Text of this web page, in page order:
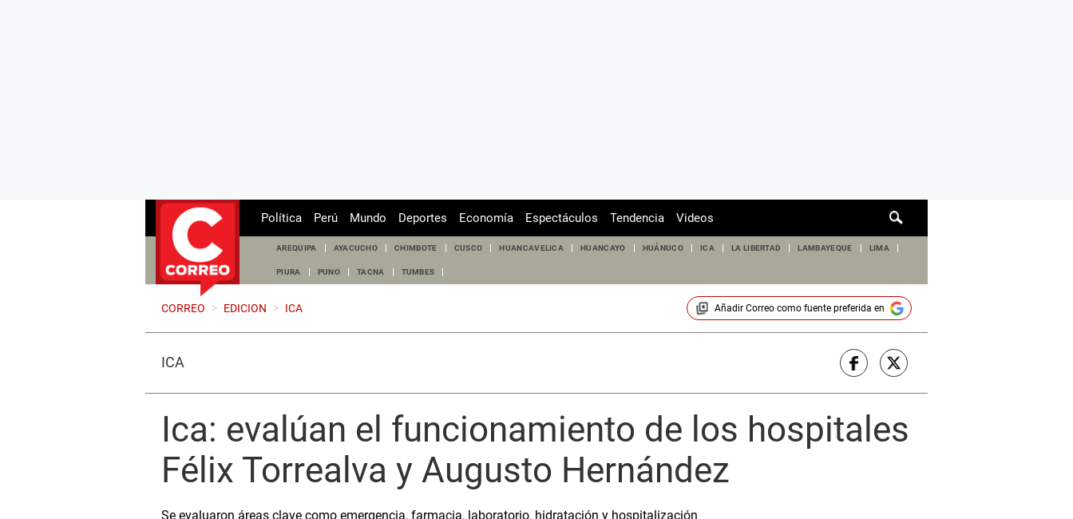
de
Política Perú Mundo Deportes Economía Espectáculos Tendencia Videos
AREQUIPA AYACUCHO CHIMBOTE CUSCO HUANCAVELICA HUANCAYO HUÁNUCO ICA LA LIBERTAD LAMBAYEQUE LIMA
PIURA PUNO TACNA TUMBES
CORREO > EDICION > ICA Añadir Correocomo fuente preferida en
ICA
Ica: evalúan el funcionamiento de los hospitales
Félix Torrealva y Augusto Hernández
Se evaluaron áreas clave como emergencia, farmacia, laboratorio, hidratación y hospitalización